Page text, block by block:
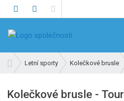
v
d
Letní sporty Kolečkové brusle
Kolečkové brusle - Tour